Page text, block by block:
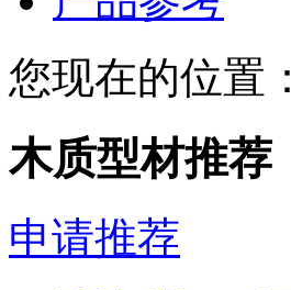
您现在的位置：
木质型材推荐
申请推荐